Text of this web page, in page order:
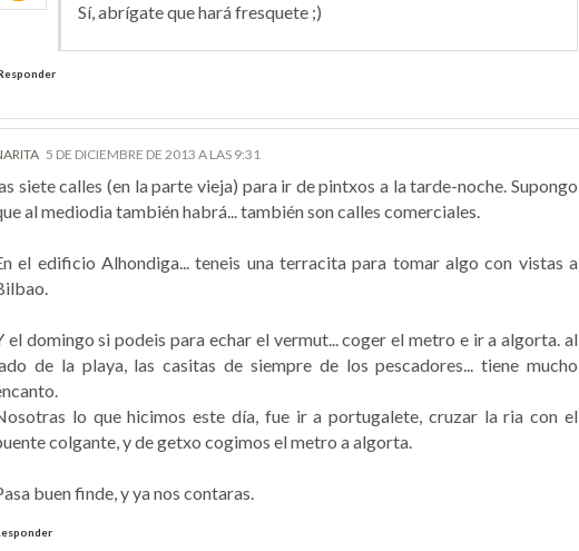
Sí, abrígate que hará fresquete ;)
5 DE DICIEMBRE DE 2013 A LAS 9:31
siete calles (en la parte vieja) para ir de pintxos a la tarde-noche. Supongo
al mediodia también habrá... también son calles comerciales.
el edificio Alhondiga... teneis una terracita para tomar algo con vistas a
el domingo si podeis para echar el vermut... coger el metro e ir a algorta. al
de la playa, las casitas de siempre de los pescadores... tiene mucho
lo que hicimos este día, fue ir a portugalete, cruzar la ria con el
colgante, y de getxo cogimos el metro a algorta.
buen finde, y ya nos contaras.